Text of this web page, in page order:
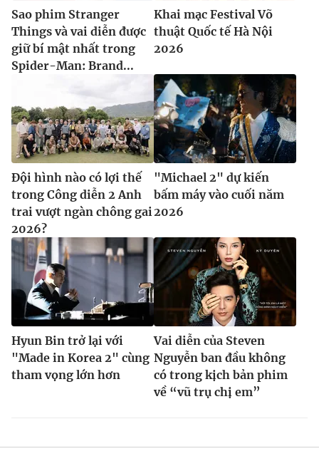
® Cấm sao chép dưới mọi hình thức nếu không có sự chấp
thuận bằng văn bản. Ghi rõ nguồn VTV.vn khi phát hành lại
thông tin từ website này.
Sao phim Stranger
Things và vai diễn được
giữ bí mật nhất trong
Spider-Man: Brand...
Khai mạc Festival Võ
thuật Quốc tế Hà Nội
2026
Đội hình nào có lợi thế
trong Công diễn 2 Anh
trai vượt ngàn chông gai
2026?
"Michael 2" dự kiến
bấm máy vào cuối năm
2026
Hyun Bin trở lại với
"Made in Korea 2" cùng
tham vọng lớn hơn
Vai diễn của Steven
Nguyễn ban đầu không
có trong kịch bản phim
về “vũ trụ chị em”